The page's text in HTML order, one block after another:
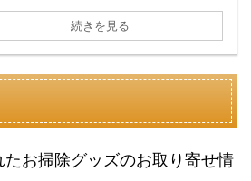
続きを見る
お掃除グッズのお取り寄せ情